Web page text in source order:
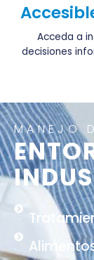
Acceda a
decisiones
MANEJO